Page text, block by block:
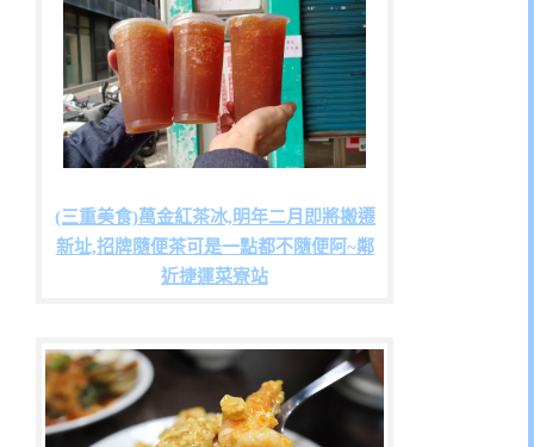
(三重美食)萬金紅茶冰,明年二月即將搬遷
新址,招牌隨便茶可是一點都不隨便阿~鄰
近捷運菜寮站